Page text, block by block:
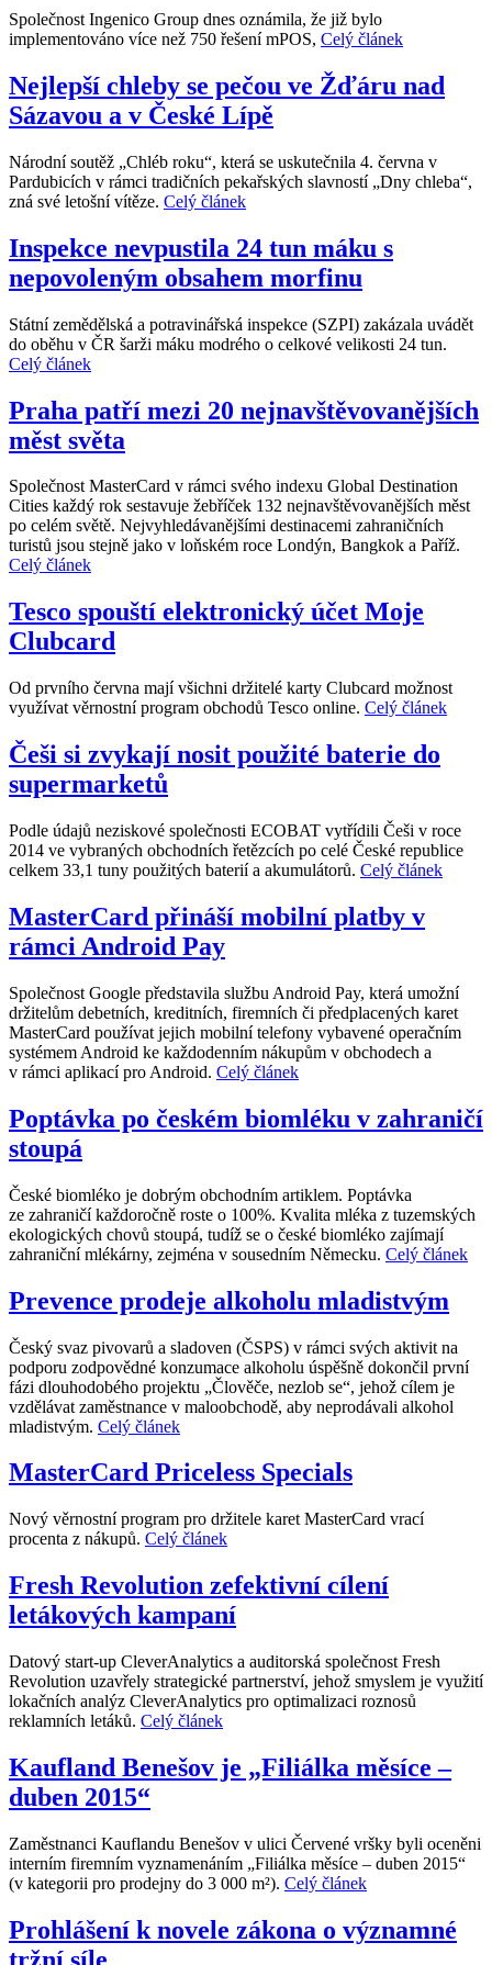
Společnost Ingenico Group dnes oznámila, že již bylo
implementováno více než 750 řešení mPOS, Celý článek
Nejlepší chleby se pečou ve Žďáru nad
Sázavou a v České Lípě
Národní soutěž „Chléb roku“, která se uskutečnila 4. června v
Pardubicích v rámci tradičních pekařských slavností „Dny chleba“,
zná své letošní vítěze. Celý článek
Inspekce nevpustila 24 tun máku s
nepovoleným obsahem morfinu
Státní zemědělská a potravinářská inspekce (SZPI) zakázala uvádět
do oběhu v ČR šarži máku modrého o celkové velikosti 24 tun.
Celý článek
Praha patří mezi 20 nejnavštěvovanějších
měst světa
Společnost MasterCard v rámci svého indexu Global Destination
Cities každý rok sestavuje žebříček 132 nejnavštěvovanějších měst
po celém světě. Nejvyhledávanějšími destinacemi zahraničních
turistů jsou stejně jako v loňském roce Londýn, Bangkok a Paříž.
Celý článek
Tesco spouští elektronický účet Moje
Clubcard
Od prvního června mají všichni držitelé karty Clubcard možnost
využívat věrnostní program obchodů Tesco online. Celý článek
Češi si zvykají nosit použité baterie do
supermarketů
Podle údajů neziskové společnosti ECOBAT vytřídili Češi v roce
2014 ve vybraných obchodních řetězcích po celé České republice
celkem 33,1 tuny použitých baterií a akumulátorů. Celý článek
MasterCard přináší mobilní platby v
rámci Android Pay
Společnost Google představila službu Android Pay, která umožní
držitelům debetních, kreditních, firemních či předplacených karet
MasterCard používat jejich mobilní telefony vybavené operačním
systémem Android ke každodenním nákupům v obchodech a
v rámci aplikací pro Android. Celý článek
Poptávka po českém biomléku v zahraničí
stoupá
České biomléko je dobrým obchodním artiklem. Poptávka
ze zahraničí každoročně roste o 100%. Kvalita mléka z tuzemských
ekologických chovů stoupá, tudíž se o české biomléko zajímají
zahraniční mlékárny, zejména v sousedním Německu. Celý článek
Prevence prodeje alkoholu mladistvým
Český svaz pivovarů a sladoven (ČSPS) v rámci svých aktivit na
podporu zodpovědné konzumace alkoholu úspěšně dokončil první
fázi dlouhodobého projektu „Člověče, nezlob se“, jehož cílem je
vzdělávat zaměstnance v maloobchodě, aby neprodávali alkohol
mladistvým. Celý článek
MasterCard Priceless Specials
Nový věrnostní program pro držitele karet MasterCard vrací
procenta z nákupů. Celý článek
Fresh Revolution zefektivní cílení
letákových kampaní
Datový start-up CleverAnalytics a auditorská společnost Fresh
Revolution uzavřely strategické partnerství, jehož smyslem je využití
lokačních analýz CleverAnalytics pro optimalizaci roznosů
reklamních letáků. Celý článek
Kaufland Benešov je „Filiálka měsíce –
duben 2015“
Zaměstnanci Kauflandu Benešov v ulici Červené vršky byli oceněni
interním firemním vyznamenáním „Filiálka měsíce – duben 2015“
(v kategorii pro prodejny do 3 000 m²). Celý článek
Prohlášení k novele zákona o významné